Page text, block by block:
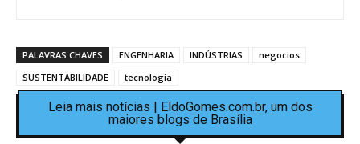
PALAVRAS CHAVES ENGENHARIA INDÚSTRIAS
negocios
SUSTENTABILIDADE
tecnologia
Leia mais notícias | EldoGomes.com.br, um dos
maiores blogs de Brasília